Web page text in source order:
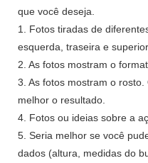
que você deseja.
1. Fotos tiradas de
esquerda, traseira e
2. As fotos mostram o
3. As fotos mostram o
melhor o resultado.
4. Fotos ou ideias sobre a
5. Seria melhor se você
dados (altura, medidas do